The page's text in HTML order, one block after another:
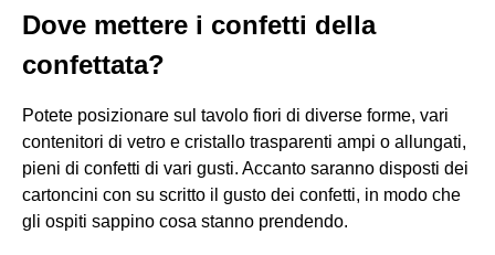
Dove mettere i confetti della
confettata?
Potete posizionare sul tavolo fiori di diverse forme, vari
contenitori di vetro e cristallo trasparenti ampi o allungati,
pieni di confetti di vari gusti. Accanto saranno disposti dei
cartoncini con su scritto il gusto dei confetti, in modo che
gli ospiti sappino cosa stanno prendendo.